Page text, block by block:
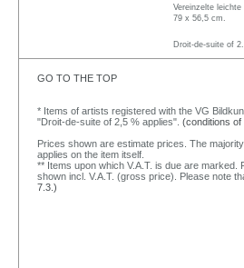
Vereinzelte
79 x 56,5 cm.
Droit-de-suite of
GO TO THE TOP
* Items of artists registered with the VG
"Droit-de-suite of 2,5 % applies". (conditions of
Prices shown are estimate prices. The
applies on the item itself.
** Items upon which V.A.T. is due are
shown incl. V.A.T. (gross price). Please note
7.3.)